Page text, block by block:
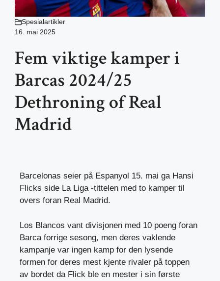
Spesialartikler
16. mai 2025
Fem viktige kamper i
Barcas 2024/25
Dethroning of Real
Madrid
Barcelonas seier på Espanyol 15. mai ga Hansi
Flicks side La Liga -tittelen med to kamper til
overs foran Real Madrid.
Los Blancos vant divisjonen med 10 poeng foran
Barca forrige sesong, men deres vaklende
kampanje var ingen kamp for den lysende
formen for deres mest kjente rivaler på toppen
av bordet da Flick ble en mester i sin første